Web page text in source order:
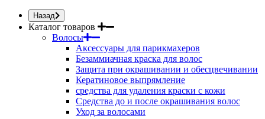
Назад
Каталог товаров
Волосы
Аксессуары для парикмахеров
Безаммиачная краска для волос
Защита при окрашивании и обесцвечивании
Кератиновое выпрямление
средства для удаления краски с кожи
Средства до и после окрашивания волос
Уход за волосами